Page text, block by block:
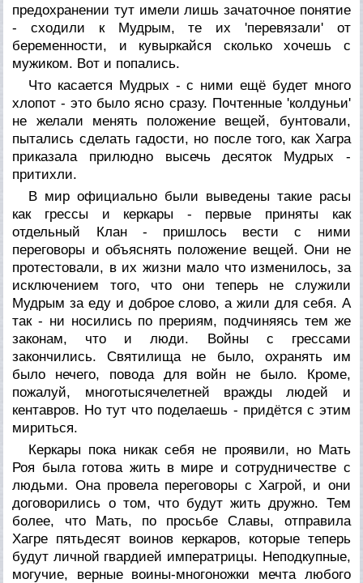
предохранении тут имели лишь зачаточное понятие
- сходили к Мудрым, те их 'перевязали' от
беременности, и кувыркайся сколько хочешь с
мужиком. Вот и попались.
Что касается Мудрых - с ними ещё будет много
хлопот - это было ясно сразу. Почтенные 'колдуньи'
не желали менять положение вещей, бунтовали,
пытались сделать гадости, но после того, как Хагра
приказала прилюдно высечь десяток Мудрых -
притихли.
В мир официально были выведены такие расы
как грессы и керкары - первые приняты как
отдельный Клан - пришлось вести с ними
переговоры и объяснять положение вещей. Они не
протестовали, в их жизни мало что изменилось, за
исключением того, что они теперь не служили
Мудрым за еду и доброе слово, а жили для себя. А
так - ни носились по прериям, подчиняясь тем же
законам, что и люди. Войны с грессами
закончились. Святилища не было, охранять им
было нечего, повода для войн не было. Кроме,
пожалуй, многотысячелетней вражды людей и
кентавров. Но тут что поделаешь - придётся с этим
мириться.
Керкары пока никак себя не проявили, но Мать
Роя была готова жить в мире и сотрудничестве с
людьми. Она провела переговоры с Хагрой, и они
договорились о том, что будут жить дружно. Тем
более, что Мать, по просьбе Славы, отправила
Хагре пятьдесят воинов керкаров, которые теперь
будут личной гвардией императрицы. Неподкупные,
могучие, верные воины-многоножки мечта любого